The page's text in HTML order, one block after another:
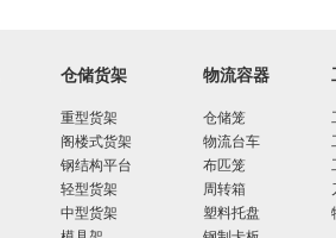
仓储货架
重型货架
阁楼式货架
钢结构平台
轻型货架
中型货架
物流容器
仓储笼
物流台车
布匹笼
周转箱
塑料托盘